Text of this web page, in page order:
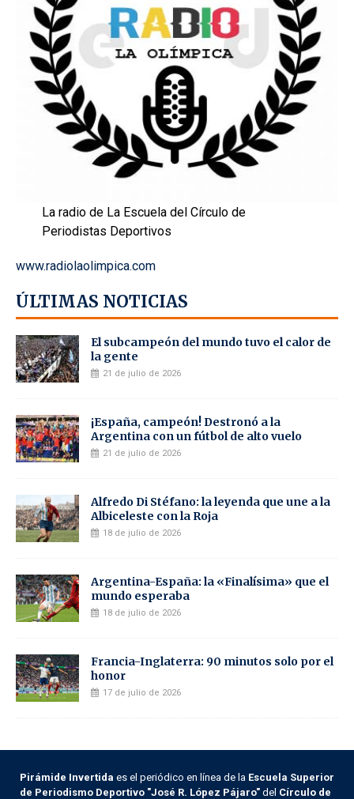
La radio de La Escuela del Círculo de
Periodistas Deportivos
www.radiolaolimpica.com
ÚLTIMAS NOTICIAS
El subcampeón del mundo tuvo el calor de
la gente
21 de julio de 2026
¡España, campeón! Destronó a la
Argentina con un fútbol de alto vuelo
21 de julio de 2026
Alfredo Di Stéfano: la leyenda que une a la
Albiceleste con la Roja
18 de julio de 2026
Argentina-España: la «Finalísima» que el
mundo esperaba
18 de julio de 2026
Francia-Inglaterra: 90 minutos solo por el
honor
17 de julio de 2026
Pirámide Invertida es el periódico en línea de la Escuela Superior
de Periodismo Deportivo "José R. López Pájaro" del Círculo de